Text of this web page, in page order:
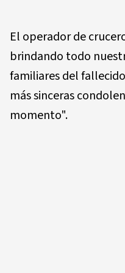
El operador de
brindando todo
familiares del
más sinceras
momento".